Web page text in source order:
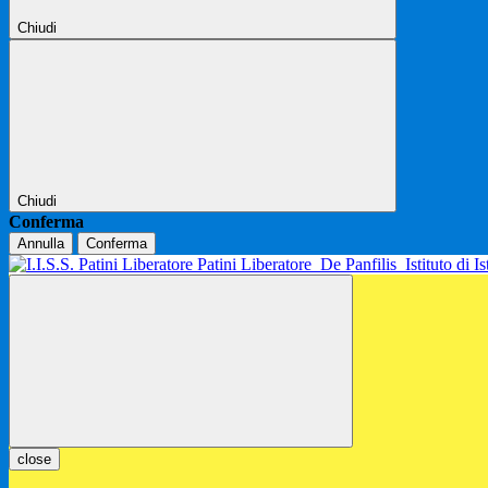
Chiudi
Chiudi
Conferma
Annulla Conferma
Patini Liberatore De Panfilis Istituto di
close